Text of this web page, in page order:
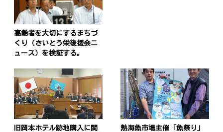
高齢者を大切にするまちづ
くり（さいとう栄後援会ニ
ュース）を検証する。
旧岡本ホテル跡地購入に関
熱海魚市場主催「魚祭り」